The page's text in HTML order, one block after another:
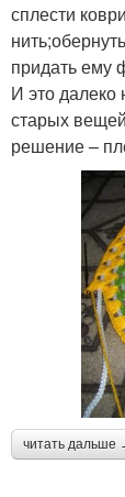
Коврики
Коврики
сплести
придать ему
И это далеко
старых
решение –
читать дальше